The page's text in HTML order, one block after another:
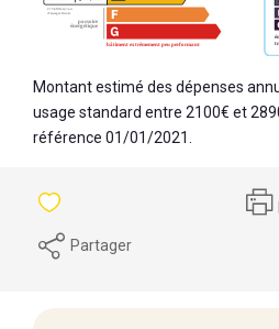
Montant estimé des dépenses
usage standard entre 2100€ et
référence 01/01/2021.
Partager